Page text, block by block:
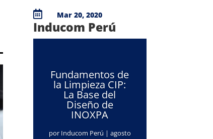
 Mar 20, 2020
Inducom Perú
Fundamentos de
la Limpieza CIP:
La Base del
Diseño de
INOXPA
por Inducom Perú | agosto